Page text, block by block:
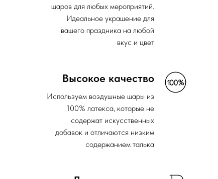
шаров для любых мероприятий.
Идеальное украшение для
вашего праздника на любой
вкус и цвет
Высокое качество
Используем воздушные шары из
100% латекса, которые не
содержат искусственных
добавок и отличаются низким
содержанием талька